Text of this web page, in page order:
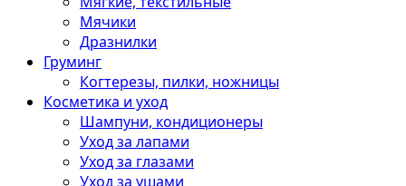
Мячики
Дразнилки
Груминг
Когтерезы, пилки, ножницы
Косметика и уход
Шампуни, кондиционеры
Уход за лапами
Уход за глазами
Уход за ушами